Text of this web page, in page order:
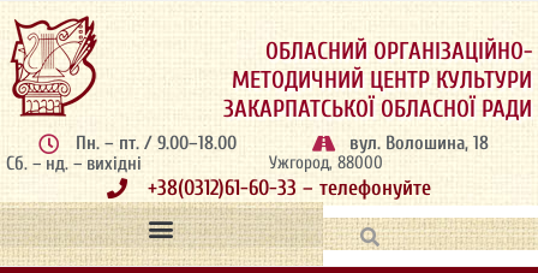
ОБЛАСНИЙ ОРГАНІЗАЦІЙНО-
МЕТОДИЧНИЙ ЦЕНТР КУЛЬТУРИ
ЗАКАРПАТСЬКОЇ ОБЛАСНОЇ РАДИ
Пн. – пт. / 9.00–18.00
Сб. – нд. – вихідні
вул. Волошина, 18
Ужгород, 88000
+38(0312)61-60-33 – телефонуйте